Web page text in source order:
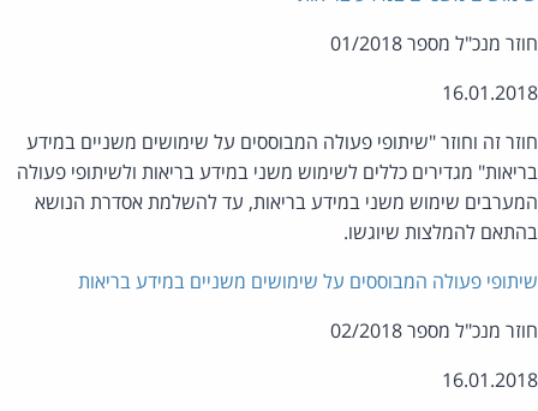
מנכ"ל מספר 01/2018
זה וחוזר "שיתופי פעולה המבוססים על שימושים משניים במידע
מגדירים כללים לשימוש משני במידע בריאות ולשיתופי פעולה
שימוש משני במידע בריאות, עד להשלמת אסדרת הנושא
להמלצות שיוגשו.
פעולה המבוססים על שימושים משניים במידע בריאות
מנכ"ל מספר 02/2018